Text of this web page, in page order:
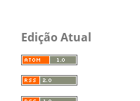
Edição Atual